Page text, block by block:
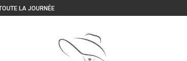
LA JOURNÉE